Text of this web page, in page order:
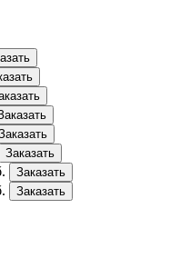
Заказать
Заказать
Заказать